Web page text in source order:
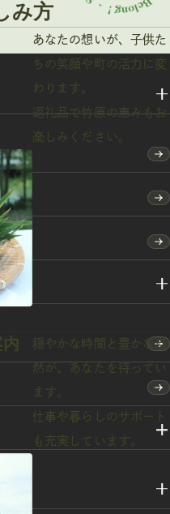
み方
あなたの想いが、子供た
ちの笑顔や町の活力に変
わります。
返礼品で竹原の恵みもお
楽しみください。
穏やかな時間と豊かな自
然が、あなたを待ってい
ます。
仕事や暮らしのサポート
も充実しています。